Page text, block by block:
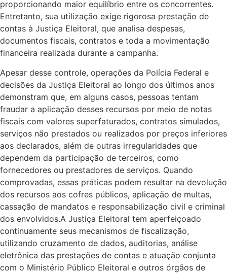
proporcionando maior equilíbrio entre os concorrentes.
Entretanto, sua utilização exige rigorosa prestação de
contas à Justiça Eleitoral, que analisa despesas,
documentos fiscais, contratos e toda a movimentação
financeira realizada durante a campanha.
Apesar desse controle, operações da Polícia Federal e
decisões da Justiça Eleitoral ao longo dos últimos anos
demonstram que, em alguns casos, pessoas tentam
fraudar a aplicação desses recursos por meio de notas
fiscais com valores superfaturados, contratos simulados,
serviços não prestados ou realizados por preços inferiores
aos declarados, além de outras irregularidades que
dependem da participação de terceiros, como
fornecedores ou prestadores de serviços. Quando
comprovadas, essas práticas podem resultar na devolução
dos recursos aos cofres públicos, aplicação de multas,
cassação de mandatos e responsabilização civil e criminal
dos envolvidos.A Justiça Eleitoral tem aperfeiçoado
continuamente seus mecanismos de fiscalização,
utilizando cruzamento de dados, auditorias, análise
eletrônica das prestações de contas e atuação conjunta
com o Ministério Público Eleitoral e outros órgãos de